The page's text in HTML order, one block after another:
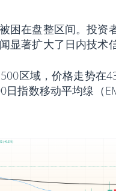
困在盘整区间。投资
显著扩大了日内技术
区域，价格走势在
指数移动平均缐（